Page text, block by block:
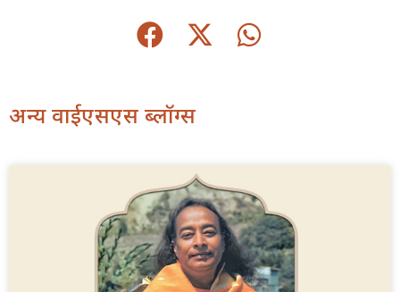
अन्य वाईएसएस ब्लॉग्स